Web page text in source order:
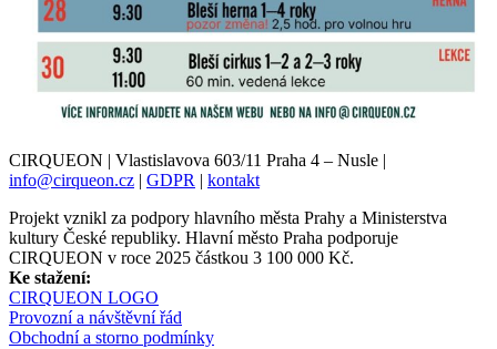
CIRQUEON | Vlastislavova 603/11 Praha 4 – Nusle |
info@cirqueon.cz | GDPR | kontakt
Projekt vznikl za podpory hlavního města Prahy a Ministerstva
kultury České republiky. Hlavní město Praha podporuje
CIRQUEON v roce 2025 částkou 3 100 000 Kč.
Ke stažení:
CIRQUEON LOGO
Provozní a návštěvní řád
Obchodní a storno podmínky